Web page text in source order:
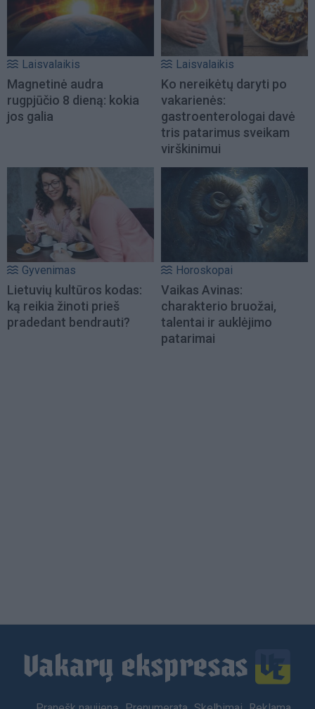
Laisvalaikis
Magnetinė audra
rugpjūčio 8 dieną: kokia
jos galia
Laisvalaikis
Ko nereikėtų daryti po
vakarienės:
gastroenterologai davė
tris patarimus sveikam
virškinimui
Gyvenimas
Lietuvių kultūros kodas:
ką reikia žinoti prieš
pradedant bendrauti?
Horoskopai
Vaikas Avinas:
charakterio bruožai,
talentai ir auklėjimo
patarimai
Footer